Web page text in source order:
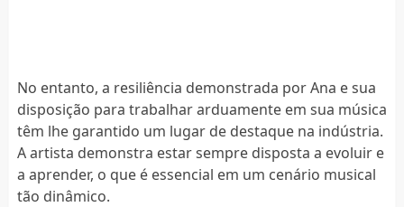
No entanto, a resiliência demonstrada por Ana e sua
disposição para trabalhar arduamente em sua música
têm lhe garantido um lugar de destaque na indústria.
A artista demonstra estar sempre disposta a evoluir e
a aprender, o que é essencial em um cenário musical
tão dinâmico.